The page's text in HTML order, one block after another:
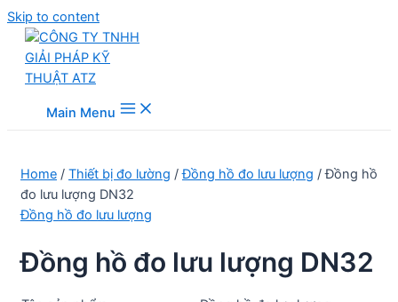
Skip to content
Main Menu
Home / Thiết bị đo lường /Đồng hồ đo lưu lượng / Đồng hồ
đo lưu lượng DN32
Đồng hồ đo lưu lượng
Đồng hồ đo lưu lượng DN32